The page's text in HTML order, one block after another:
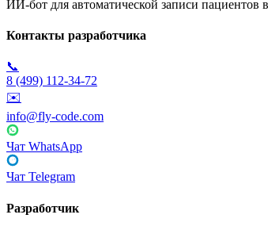
ИИ-бот для автоматической записи пациентов
Контакты разработчика
📞
8 (499) 112-34-72
✉️
info@fly-code.com
Чат WhatsApp
Чат Telegram
Разработчик